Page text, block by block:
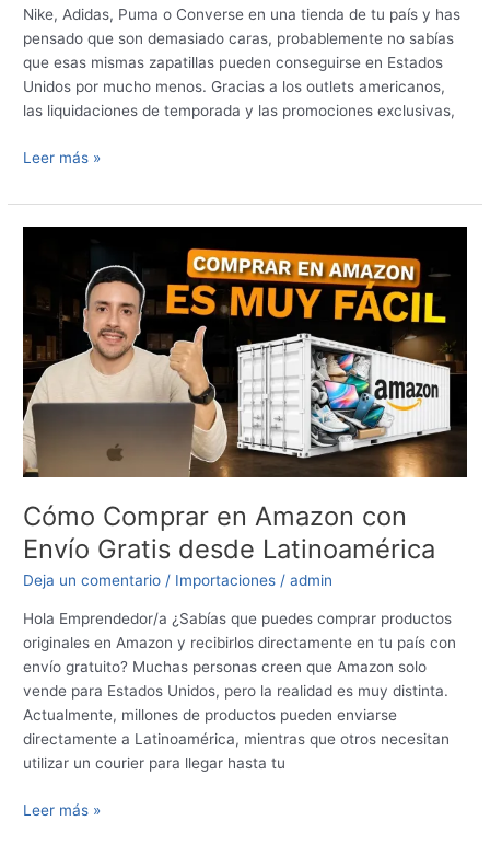
Nike, Adidas, Puma o Converse en una tienda de tu país y has
pensado que son demasiado caras, probablemente no sabías
que esas mismas zapatillas pueden conseguirse en Estados
Unidos por mucho menos. Gracias a los outlets americanos,
las liquidaciones de temporada y las promociones exclusivas,
Leer más »
Cómo Comprar en Amazon con
Envío Gratis desde Latinoamérica
Deja un comentario / Importaciones /admin
Hola Emprendedor/a ¿Sabías que puedes comprar productos
originales en Amazon y recibirlos directamente en tu país con
envío gratuito? Muchas personas creen que Amazon solo
vende para Estados Unidos, pero la realidad es muy distinta.
Actualmente, millones de productos pueden enviarse
directamente a Latinoamérica, mientras que otros necesitan
utilizar un courier para llegar hasta tu
Amazon
con
Envío
Gratis
desde
Latinoamérica
Leer más »